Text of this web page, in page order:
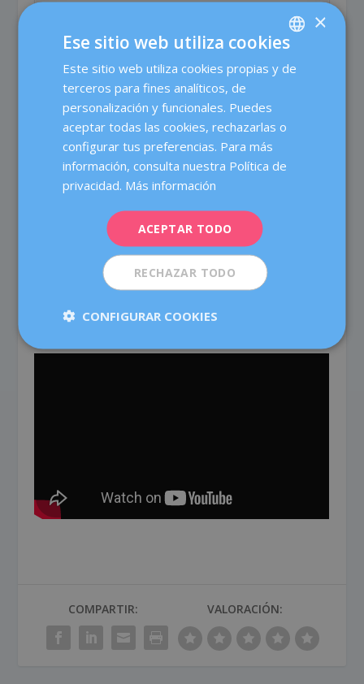
-Retracción de la mama, pezones hundidos o
invertidos
-Secreción del pezón
COMPARTIR: VALORACIÓN:
SPANISH
×
Ese sitio web utiliza cookies
Este sitio web utiliza cookies propias y de
terceros para fines analíticos, de
personalización y funcionales. Puedes
aceptar todas las cookies, rechazarlas o
configurar tus preferencias. Para más
información, consulta nuestra Política de
privacidad. Más información
ACEPTAR TODO
RECHAZAR TODO
CONFIGURAR COOKIES